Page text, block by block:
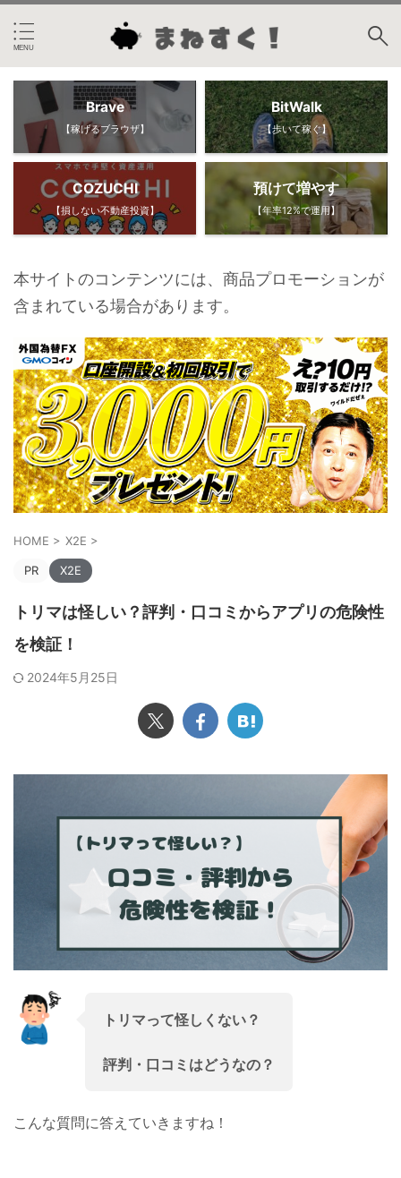
Brave
【稼げるブラウザ】
BitWalk
【歩いて稼ぐ】
COZUCHI
【損しない不動産投資】
預けて増やす
【年率12%で運用】
本サイトのコンテンツには、商品プロモーションが
含まれている場合があります。
HOME > X2E >
PR X2E
トリマは怪しい？評判・口コミからアプリの危険性
を検証！
2024年5月25日
トリマって怪しくない？
評判・口コミはどうなの？
こんな質問に答えていきますね！